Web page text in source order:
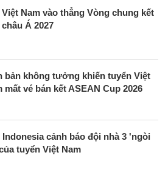
Việt Nam vào thẳng Vòng chung kết
châu Á 2027
bản không tưởng khiến tuyển Việt
mất vé bán kết ASEAN Cup 2026
Indonesia cảnh báo đội nhà 3 'ngòi
tuyển Việt Nam